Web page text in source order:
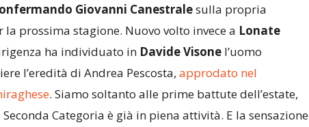
Giovanni Canestralesulla propria
la prossima stagione. Nuovo volto invece a Lonate
ha individuato in Davide Visone l’uomo
l’eredità di Andrea Pescosta, approdato nel
. Siamo soltanto alle prime battute dell’estate,
Categoria è già in piena attività. E la sensazione